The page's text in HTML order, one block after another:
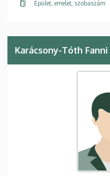
Épület, emelet, szobaszám
Karácsony-Tóth Fanni